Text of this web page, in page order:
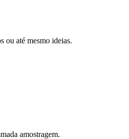
ou até mesmo ideias.
amostragem.